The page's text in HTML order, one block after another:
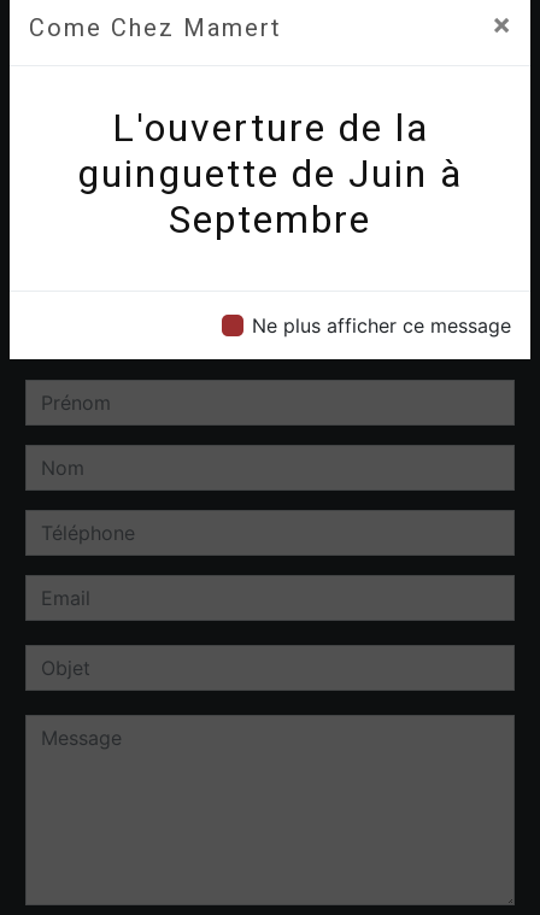
Come Chez Mamert ×
L'ouverture de la
guinguette de Juin à
Septembre
Ne plus afficher ce message
encore plus notre désir de réussir. Toute notre équipe
est qualifiée et travaille avec propreté et rigueur.